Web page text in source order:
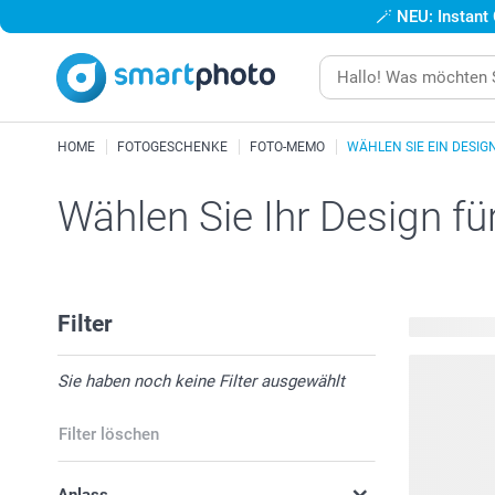
🪄 NEU: Instant
HOME FOTOGESCHENKE FOTO-MEMO WÄHLEN SIE EIN
Wählen Sie Ihr Design
Filter
Sie haben noch keine Filter ausgewählt
Filter löschen